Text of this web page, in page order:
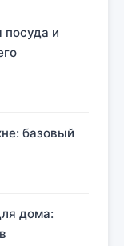
посуда и
базовый
дома: